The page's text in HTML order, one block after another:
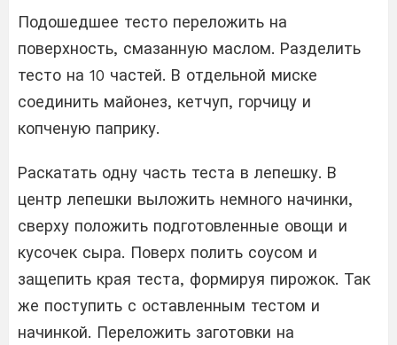
Подошедшее тесто переложить на
поверхность, смазанную маслом. Разделить
тесто на 10 частей. В отдельной миске
соединить майонез, кетчуп, горчицу и
копченую паприку.
Раскатать одну часть теста в лепешку. В
центр лепешки выложить немного начинки,
сверху положить подготовленные овощи и
кусочек сыра. Поверх полить соусом и
защепить края теста, формируя пирожок. Так
же поступить с оставленным тестом и
начинкой. Переложить заготовки на